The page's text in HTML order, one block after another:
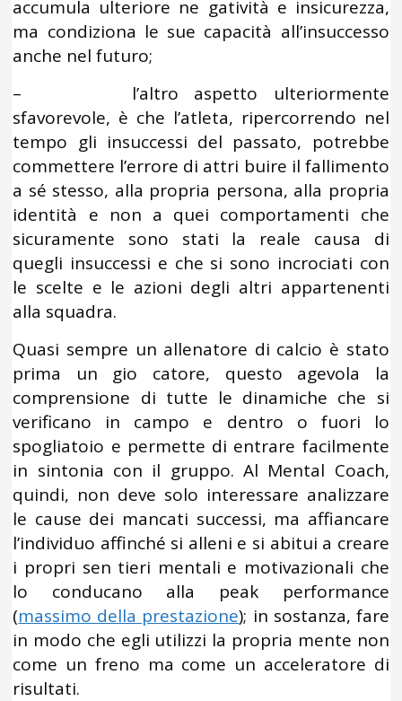
accumula ulteriore ne gatività e insicurezza,
ma condiziona le sue capacità all’insuccesso
anche nel futuro;
– l’altro aspetto ulteriormente
sfavorevole, è che l’atleta, ripercorrendo nel
tempo gli insuccessi del passato, potrebbe
commettere l’errore di attri buire il fallimento
a sé stesso, alla propria persona, alla propria
identità e non a quei comportamenti che
sicuramente sono stati la reale causa di
quegli insuccessi e che si sono incrociati con
le scelte e le azioni degli altri appartenenti
alla squadra.
Quasi sempre un allenatore di calcio è stato
prima un gio catore, questo agevola la
comprensione di tutte le dinamiche che si
verificano in campo e dentro o fuori lo
spogliatoio e permette di entrare facilmente
in sintonia con il gruppo. Al Mental Coach,
quindi, non deve solo interessare analizzare
le cause dei mancati successi, ma affiancare
l’individuo affinché si alleni e si abitui a creare
i propri sen tieri mentali e motivazionali che
lo conducano alla peak performance
(massimo della prestazione); in sostanza, fare
in modo che egli utilizzi la propria mente non
come un freno ma come un acceleratore di
risultati.